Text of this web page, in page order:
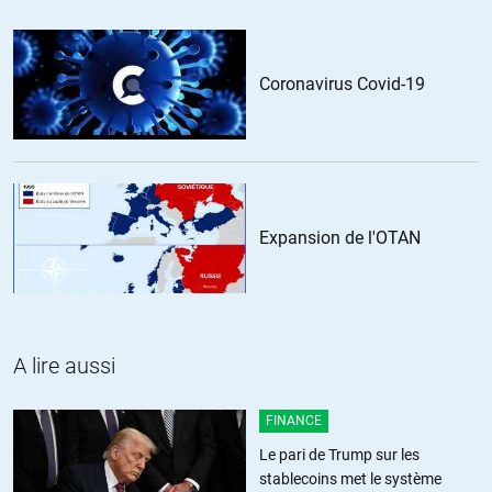
fanfan//15.04.2020 à 20h19
Jean-Marc Jancovici :
« Via le site du Guardian, on apprend que Blackrock, le plus gros
gestionnaire d’actifs au monde, vient de remporter un contrat
into EU banks’ risks management processes;
— integrating ESG risks into EU prudential supervision;
— integrating ESG objectives into EU banks’ business strategies
and investment policies.
avril !), on en reste assis. La Commission décide ainsi :
prudentielles pour l’Europe,
– de confier à un gestionnaire d’actifs le soin de suggérer les
règles pour qu’il fasse son métier en intégrant la « durabilité »,
Coronavirus Covid-19
Expansion de l'OTAN
A lire aussi
FINANCE
Le pari de Trump sur les
stablecoins met le système